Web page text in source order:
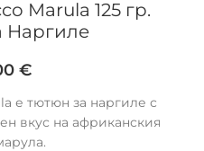
Marula 125 гр.
Наргиле
€
е тютюн за наргиле с
вкус на африканския